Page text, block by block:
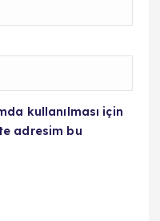
kullanılması için
adresim bu